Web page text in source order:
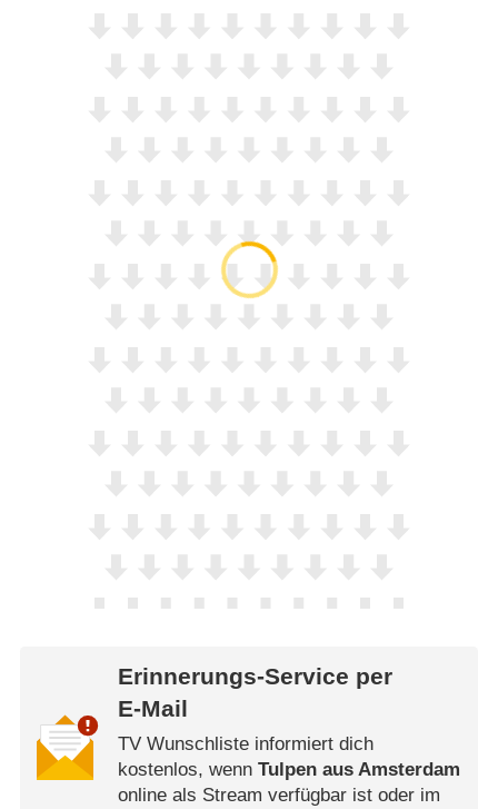
Erinnerungs-Service per
E-Mail
TV Wunschliste informiert dich
kostenlos, wenn Tulpen aus Amsterdam
online als Stream verfügbar ist oder im